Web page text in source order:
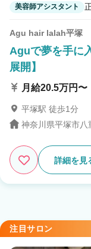
美容師アシスタント
Agu hair lalah平塚
Aguで夢を手に
展開】
月給20.5万円〜
平塚駅 徒歩1分
神奈川県平塚市
詳細を見
注目サロン